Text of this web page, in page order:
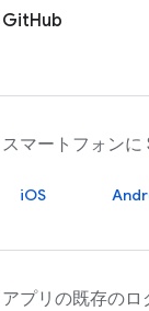
GitHub
スマートフォンに
iOS
アプリの既存のロ